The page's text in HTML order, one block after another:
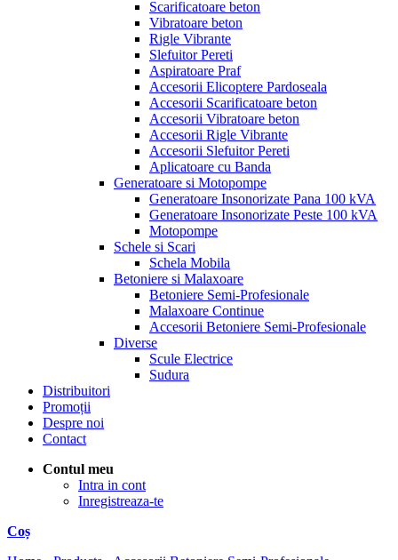
Scarificatoare beton
Vibratoare beton
Rigle Vibrante
Slefuitor Pereti
Aspiratoare Praf
Accesorii Elicoptere Pardoseala
Accesorii Scarificatoare beton
Accesorii Vibratoare beton
Accesorii Rigle Vibrante
Accesorii Slefuitor Pereti
Aplicatoare cu Banda
Generatoare si Motopompe
Generatoare Insonorizate Pana 100 kVA
Generatoare Insonorizate Peste 100 kVA
Motopompe
Schele si Scari
Schela Mobila
Betoniere si Malaxoare
Betoniere Semi-Profesionale
Malaxoare Continue
Accesorii Betoniere Semi-Profesionale
Diverse
Scule Electrice
Sudura
Distribuitori
Promoții
Despre noi
Contact
Contul meu
Intra in cont
Inregistreaza-te
Coș